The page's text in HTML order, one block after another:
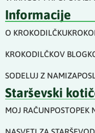
Informacije
O KROKODILČKU
KROKODILČKOV BLOG
SODELUJ Z NAMI
Starševski
MOJ RAČUNPOSTOPEK